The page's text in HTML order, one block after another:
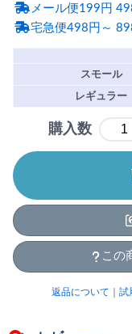
メール便199円
宅急便498円～
スモール
レギュラー
購入数
この
返品について 試